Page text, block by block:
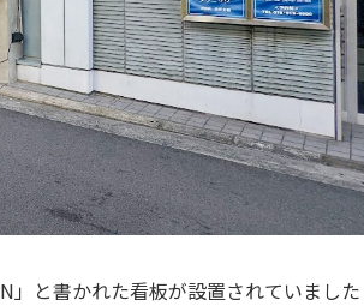
」と書かれた看板が設置されていました